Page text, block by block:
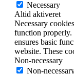
Necessary
Altid aktiveret
Necessary
function properly.
ensures basic
website. These
Non-necessary
Non-